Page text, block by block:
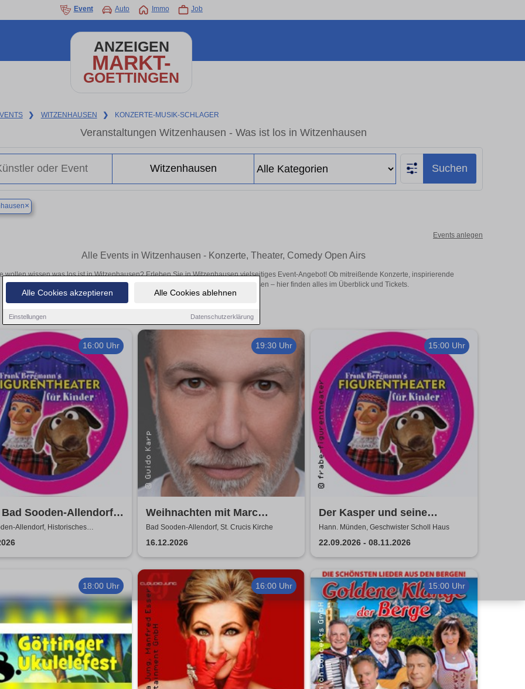
Alle Cookies akzeptieren Alle Cookies ablehnen
Einstellungen Datenschutzerklärung
Event Auto Immo Job
ANZEIGEN
MARKT-
GOETTINGEN
❯ WITZENHAUSEN ❯ KONZERTE-MUSIK-SCHLAGER
Veranstaltungen Witzenhausen - Was ist los in Witzenhausen
Suchen
×
Events anlegen
Alle Events in Witzenhausen - Konzerte, Theater, Comedy Open Airs
wollen wissen was los ist in Witzenhausen? Erleben Sie in Witzenhausen vielseitiges Event-Angebot! Ob mitreißende Konzerte, inspirierende
Theateraufführungen oder aufregende Veranstaltungen in Witzenhausen – hier finden alles im Überblick und Tickets.
16:00 Uhr
Sooden-Allendorf |
und seine
kommen zu euch!
Allendorf, Historisches
19:30 Uhr
Weihnachten mit Marc
Marshall - Das große
Weihnachtskonzert
Bad Sooden-Allendorf, St. Crucis Kirche
16.12.2026
15:00 Uhr
Der Kasper und seine
Freunde kommen zu euch!
frabe-figurentheater
Hann. Münden, Geschwister Scholl Haus
22.09.2026 - 08.11.2026
18:00 Uhr 16:00 Uhr 15:00 Uhr